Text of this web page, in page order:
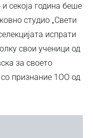
секоја година беше
студио „Свети
испрати
свои ученици од
за своето
признание 1ОО од